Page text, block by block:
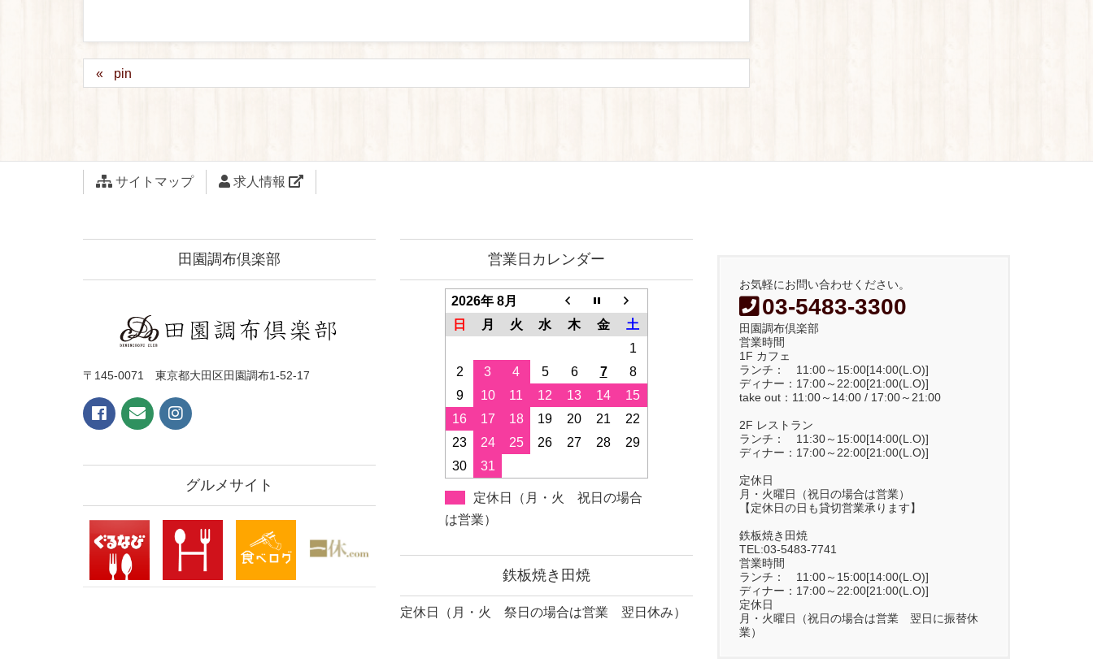
pin
サイトマップ 求人情報
田園調布倶楽部
〒145-0071 東京都大田区田園調布1-52-17
グルメサイト
営業日カレンダー
2026年 8月
日
月 火 水 木 金
土
1
2
3 4 5 6 7
8
9
10 11 12 13 14
15
16
17 18 19 20 21
22
23
24 25 26 27 28
29
30
31
定休日（月・火 祝日の場合
は営業）
鉄板焼き田焼
定休日（月・火 祭日の場合は営業 翌日休み）
お気軽にお問い合わせください。
03-5483-3300
田園調布倶楽部
営業時間
1F カフェ
ランチ： 11:00～15:00[14:00(L.O)]
ディナー：17:00～22:00[21:00(L.O)]
take out：11:00～14:00 / 17:00～21:00
2F レストラン
ランチ： 11:30～15:00[14:00(L.O)]
ディナー：17:00～22:00[21:00(L.O)]
定休日
月・火曜日（祝日の場合は営業）
【定休日の日も貸切営業承ります】
鉄板焼き田焼
TEL:03-5483-7741
営業時間
ランチ： 11:00～15:00[14:00(L.O)]
ディナー：17:00～22:00[21:00(L.O)]
定休日
月・火曜日（祝日の場合は営業 翌日に振替休
業）